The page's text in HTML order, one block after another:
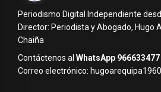
Periodismo Digital Independiente
Director: Periodista y Abogado, Hugo
Chaiña
Contáctenos al WhatsApp 966633477
Correo electrónico: